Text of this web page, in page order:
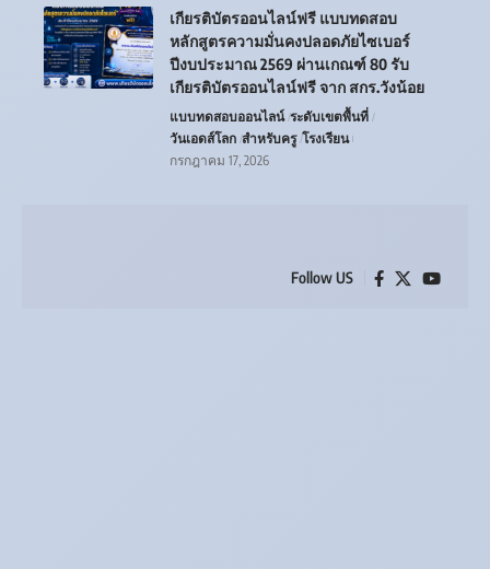
เกียรติบัตรออนไลน์ฟรี แบบทดสอบ
หลักสูตรความมั่นคงปลอดภัยไซเบอร์
ปีงบประมาณ 2569 ผ่านเกณฑ์ 80 รับ
เกียรติบัตรออนไลน์ฟรี จาก สกร.วังน้อย
แบบทดสอบออนไลน์ ระดับเขตพื้นที่
วันเอดส์โลก สำหรับครู โรงเรียน
กรกฎาคม 17, 2026
Follow US